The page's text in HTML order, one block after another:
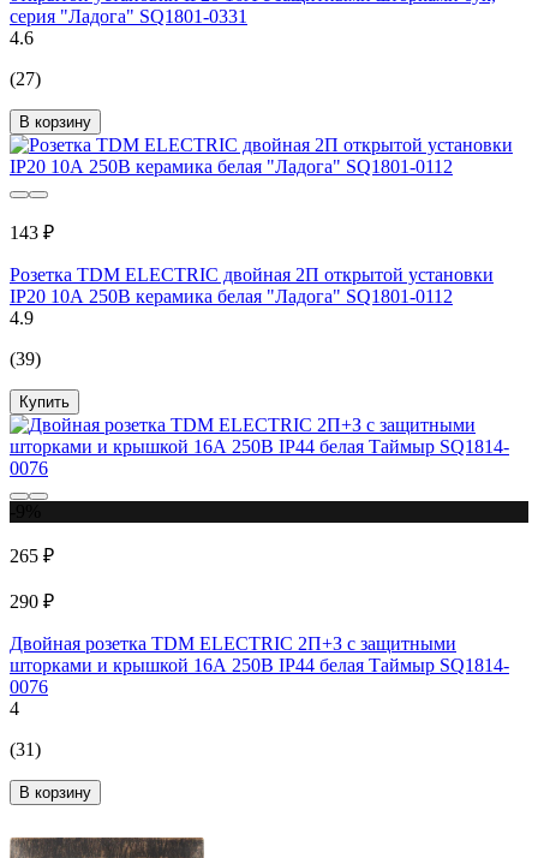
серия "Ладога" SQ1801-0331
4.6
(27)
В корзину
143 ₽
Розетка TDM ELECTRIC двойная 2П открытой установки
IP20 10А 250В керамика белая "Ладога" SQ1801-0112
4.9
(39)
Купить
265 ₽
290 ₽
Двойная розетка TDM ELECTRIC 2П+З с защитными
шторками и крышкой 16А 250В IP44 белая Таймыр SQ1814-
0076
4
(31)
В корзину